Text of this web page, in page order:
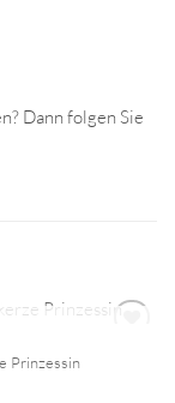
Dann folgen Sie
VORRÄTIG
Prinzessin